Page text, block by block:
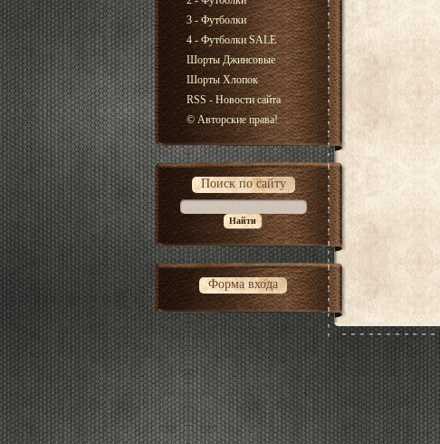
3 - Футболки
4 - Футболки SALE
Шорты Джинсовые
Шорты Хлопок
RSS - Новости сайта
© Авторские права!
Поиск по сайту
Форма входа